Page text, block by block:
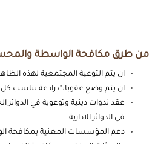
من طرق مكافحة الواسطة
ان يتم التوعية المجتمعية لهذه
ان يتم وضع عقوبات رادعة تناسب
عقد ندوات دينية وتوعوية في
في الدوائر الادارية
دعم المؤسسات المعنية بمكافحة